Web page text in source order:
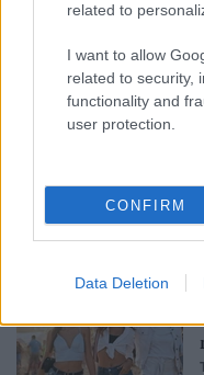
related to
I want to allow
related to security,
functionality and
user protection.
CONFIRM
Data Deletion